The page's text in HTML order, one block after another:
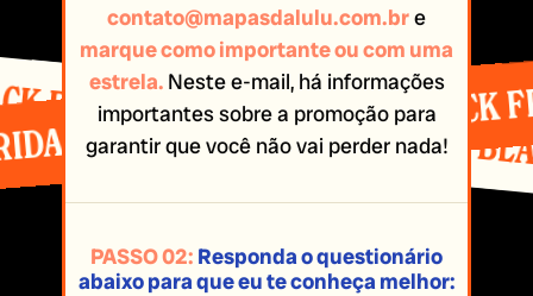
contato@mapasdalulu.com.bre
marque como importante ou com uma
estrela. Neste e-mail, há informações
importantes sobre a promoção para
garantir que você não vai perder nada!
PASSO 02: Responda o questionário
abaixo para que eu te conheça melhor:
MAPAS DA LULU % BLACK
FRIDAY MAPAS DA LULU %